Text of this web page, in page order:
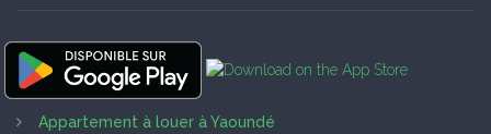
Appartement à louer à Yaoundé